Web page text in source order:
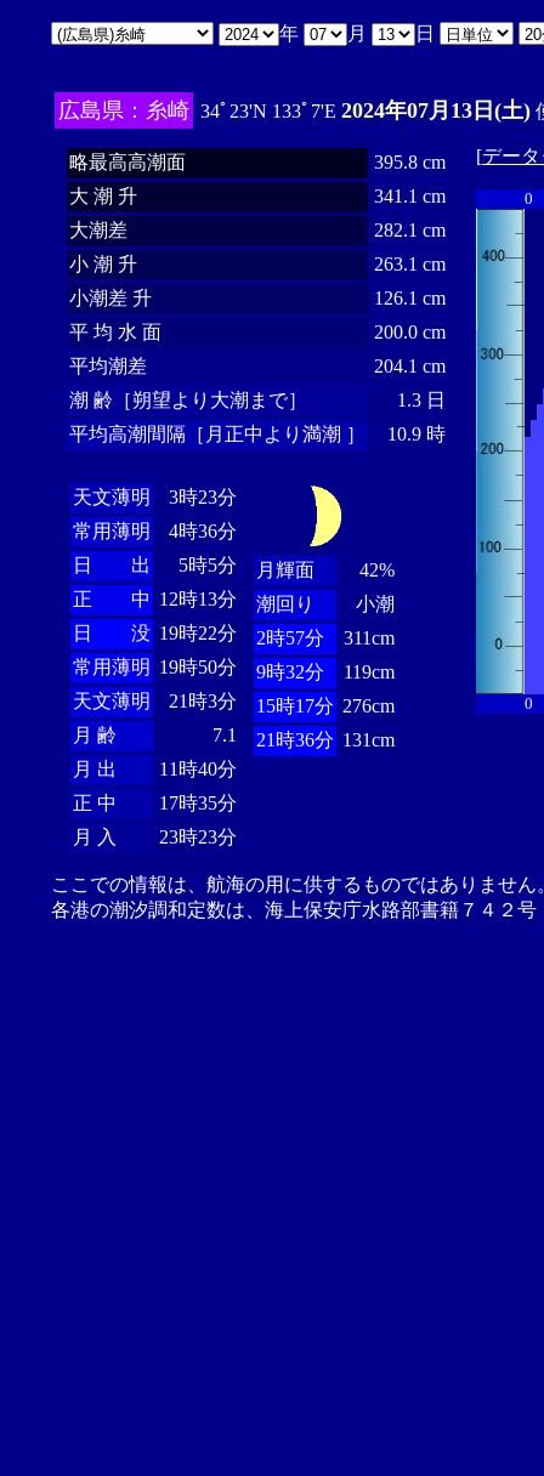
年 月 日
広島県：糸崎 34ﾟ23'N 133ﾟ7'E 2024年07月13日(土)
略最高高潮面
395.8 cm
大 潮 升
341.1 cm
大潮差
282.1 cm
小 潮 升
263.1 cm
小潮差 升
126.1 cm
平 均 水 面
200.0 cm
平均潮差
204.1 cm
潮 齢［朔望より大潮まで］
1.3 日
平均高潮間隔［月正中より満潮 ］
10.9 時
天文薄明
3時23分
常用薄明
4時36分
日 出
5時5分
正 中 12時13分
日 没 19時22分
常用薄明 19時50分
天文薄明
21時3分
月 齢
7.1
月 出
11時40分
正 中
17時35分
月 入
23時23分
月輝面
42%
潮回り
小潮
2時57分
311cm
9時32分
119cm
15時17分 276cm
21時36分 131cm
[デー
0
0
ここでの情報は、航海の用に供するものではありませ
各港の潮汐調和定数は、海上保安庁水路部書籍７４２